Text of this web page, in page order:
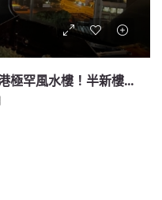
【元朗尚悅嶺: 兩房放租】 香港極罕風水樓！半新樓 向東南面